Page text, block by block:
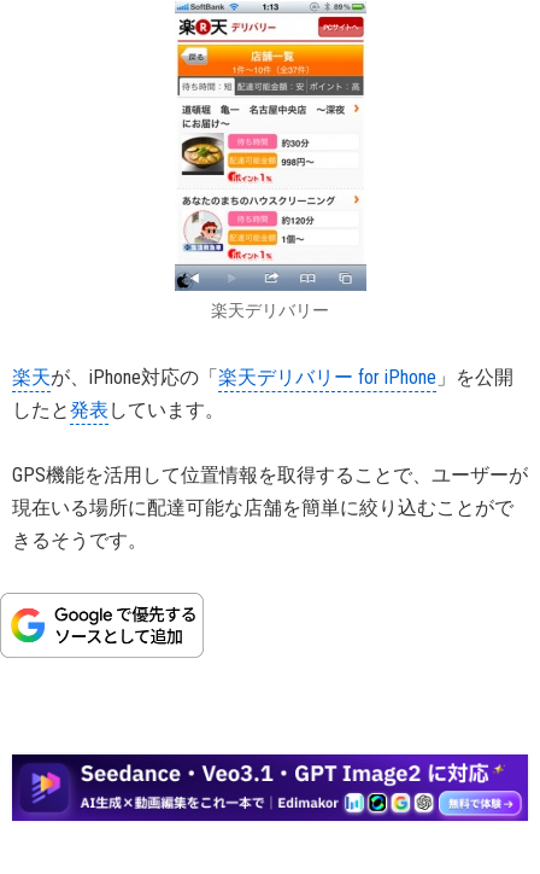
楽天デリバリー
楽天が、iPhone対応の「楽天デリバリー for iPhone 」を公開
したと発表 しています。
GPS機能を活用して位置情報を取得することで、ユーザーが
現在いる場所に配達可能な店舗を簡単に絞り込むことがで
きるそうです。